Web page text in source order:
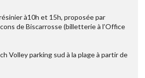
à10h et 15h, proposée par
de Biscarrosse (billetterie à l’Office
Volley parking sud à la plage à partir de